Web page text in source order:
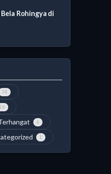
Rohingya di
74
16
6
1